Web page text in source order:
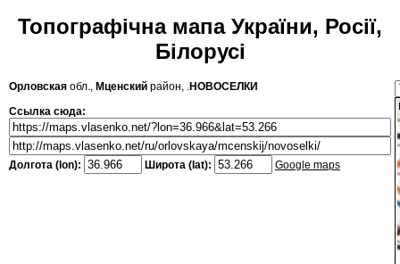
Топографічна мапа України, Росії,
Білорусі
Орловская обл., Мценский район, .НОВОСЕЛКИ
Ссылка сюда:
Долгота (lon): Широта (lat): Google maps